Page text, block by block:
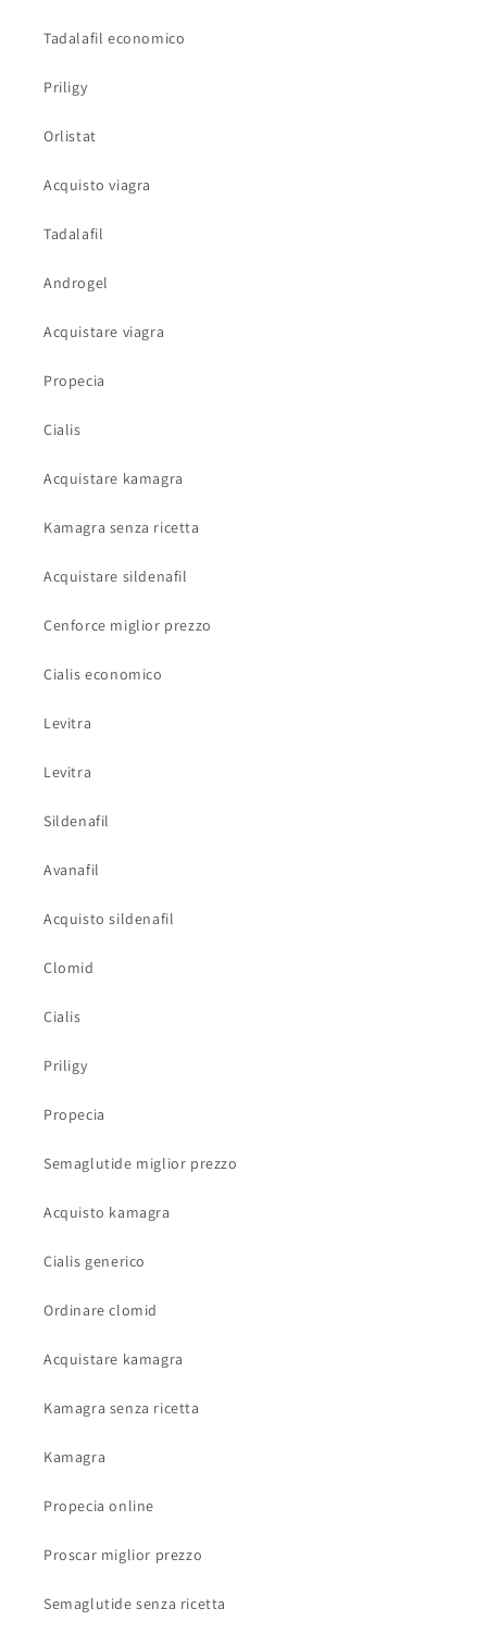
Tadalafil economico
Priligy
Orlistat
Acquisto viagra
Tadalafil
Androgel
Acquistare viagra
Propecia
Cialis
Acquistare kamagra
Kamagra senza ricetta
Acquistare sildenafil
Cenforce miglior prezzo
Cialis economico
Levitra
Levitra
Sildenafil
Avanafil
Acquisto sildenafil
Clomid
Cialis
Priligy
Propecia
Semaglutide miglior prezzo
Acquisto kamagra
Cialis generico
Ordinare clomid
Acquistare kamagra
Kamagra senza ricetta
Kamagra
Propecia online
Proscar miglior prezzo
Semaglutide senza ricetta